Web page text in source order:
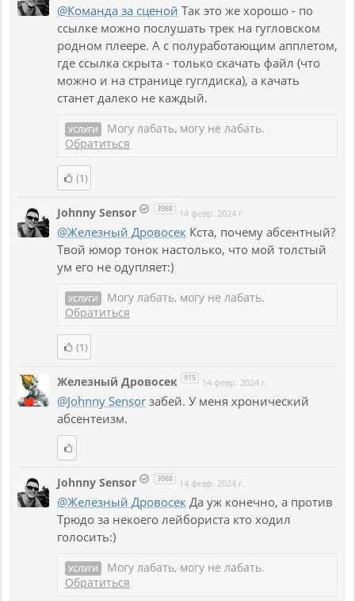
@Команда за сценой Так это же хорошо - по
ссылке можно послушать трек на гугловском
родном плеере. А с полуработающим апплетом,
где ссылка скрыта - только скачать файл (что
можно и на странице гуглдиска), а качать
станет далеко не каждый.
УСЛУГИ
Могу лабать, могу не лабать.
Обратиться
(1)
Johnny Sensor 3988 14 февр. 2024 г.
@Железный Дровосек Кста, почему абсентный?
Твой юмор тонок настолько, что мой толстый
ум его не одупляет:)
УСЛУГИ
Могу лабать, могу не лабать.
Обратиться
(1)
Железный Дровосек 915 14 февр. 2024 г.
@Johnny Sensor забей. У меня хронический
абсентеизм.
Johnny Sensor 3988 14 февр. 2024 г.
@Железный Дровосек Да уж конечно, а против
Трюдо за некоего лейбориста кто ходил
голосить:)
УСЛУГИ
Могу лабать, могу не лабать.
Обратиться